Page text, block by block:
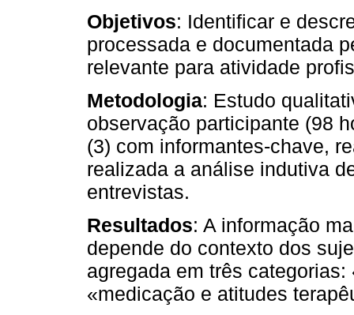
Objetivos: Identificar e
processada e documentada
relevante para atividade
Metodologia: Estudo
observação participante (98
(3) com informantes-chave,
realizada a análise indutiva
entrevistas.
Resultados: A informação
depende do contexto dos
agregada em três
«medicação e atitudes